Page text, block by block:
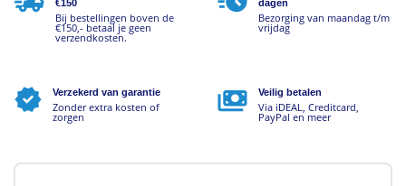
€150
Bij bestellingen boven de
€150,- betaal je geen
verzendkosten.
dagen
Bezorging van maandag t/m
vrijdag
Verzekerd van garantie
Zonder extra kosten of
zorgen
Veilig betalen
Via iDEAL, Creditcard,
PayPal en meer